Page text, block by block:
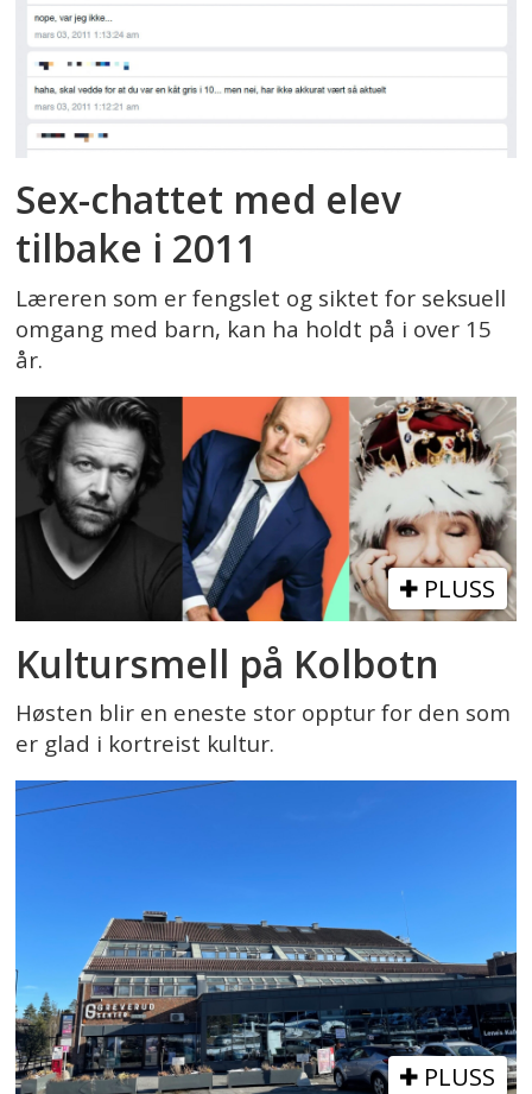
Sex-chattet med elev
tilbake i 2011
Læreren som er fengslet og siktet for seksuell
omgang med barn, kan ha holdt på i over 15
år.
PLUSS
Kultursmell på Kolbotn
Høsten blir en eneste stor opptur for den som
er glad i kortreist kultur.
PLUSS